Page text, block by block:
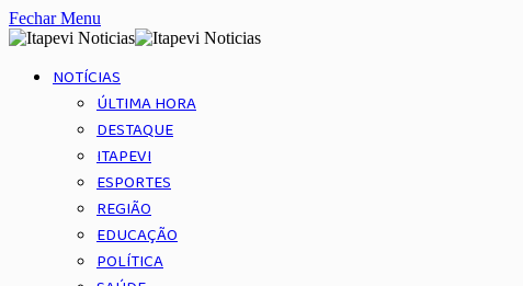
Fechar Menu
NOTÍCIAS
ÚLTIMA HORA
DESTAQUE
ITAPEVI
ESPORTES
REGIÃO
EDUCAÇÃO
POLÍTICA